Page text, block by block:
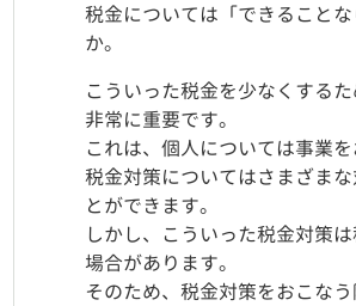
税金については「できること
か。
こういった税金を少なくする
非常に重要です。
これは、個人については事業
税金対策についてはさまざま
とができます。
しかし、こういった税金対策
場合があります。
そのため、税金対策をおこな